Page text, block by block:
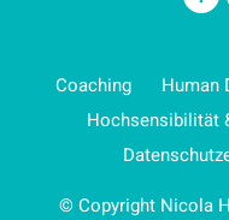
Coaching Human
Hochsensibilität
© Copyright Nicola